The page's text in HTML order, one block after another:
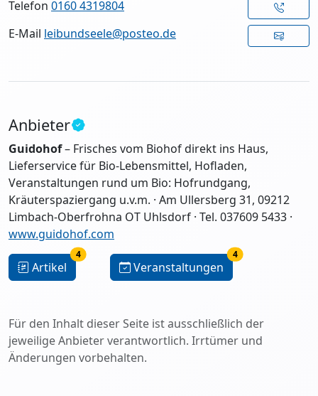
Telefon 0160 4319804
E-Mail leibundseele@posteo.de
Anbieter
Guidohof– Frisches vom Biohof direkt ins Haus,
Lieferservice für Bio-Lebensmittel, Hofladen,
Veranstaltungen rund um Bio: Hofrundgang,
Kräuterspaziergang u.v.m. · Am Ullersberg 31, 09212
Limbach-Oberfrohna OT Uhlsdorf · Tel. 037609 5433 ·
www.guidohof.com
Artikel
4
Veranstaltungen
4
Für den Inhalt dieser Seite ist ausschließlich der
jeweilige Anbieter verantwortlich. Irrtümer und
Änderungen vorbehalten.